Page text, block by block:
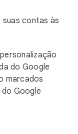
suas contas às
do Google
marcados
Google